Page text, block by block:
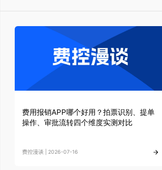
费用报销APP哪个好用？拍票识别、提单
操作、审批流转四个维度实测对比
费控漫谈 | 2026-07-16